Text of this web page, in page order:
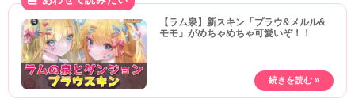
【ラム泉】新スキン「プラウ&メルル&
モモ」がめちゃめちゃ可愛いぞ！！